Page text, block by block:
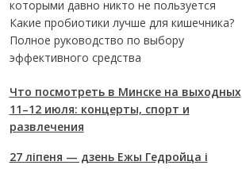
которыми давно никто не пользуется
Какие пробиотики лучше для кишечника?
Полное руководство по выбору
эффективного средства
Что посмотреть в Минске на выходных
11–12 июля: концерты, спорт и
развлечения
27 ліпеня — дзень Ежы Гедройца і